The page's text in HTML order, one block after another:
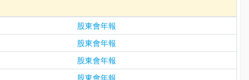
股東會年報
股東會年報
股東會年報
股東會年報